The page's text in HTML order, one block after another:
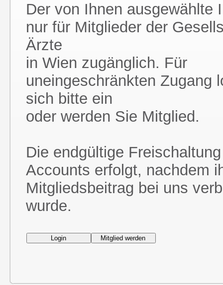
Der von Ihnen ausgewählte
nur für Mitglieder der
Ärzte
in Wien zugänglich. Für
uneingeschränkten Zugang
sich bitte ein
oder werden Sie Mitglied.
Die endgültige
Accounts erfolgt, nachdem
Mitgliedsbeitrag bei uns
wurde.